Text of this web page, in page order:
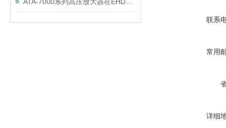
联系
常用
详细